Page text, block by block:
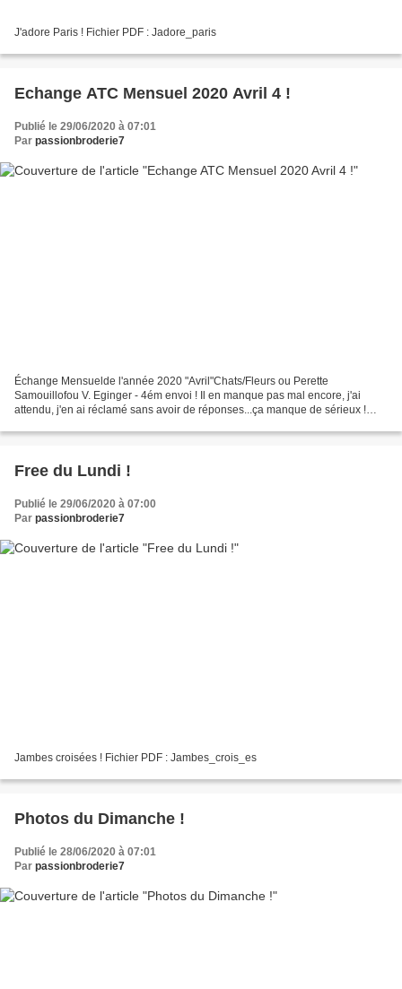
J'adore Paris ! Fichier PDF : Jadore_paris
Echange ATC Mensuel 2020 Avril 4 !
Publié le 29/06/2020 à 07:01
Par passionbroderie7
Échange Mensuelde l'année 2020 "Avril"Chats/Fleurs ou Perette
Samouillofou V. Eginger - 4ém envoi ! Il en manque pas mal encore, j'ai
attendu, j'en ai réclamé sans avoir de réponses...ça manque de sérieux !
Free du Lundi !
Publié le 29/06/2020 à 07:00
Par passionbroderie7
Jambes croisées ! Fichier PDF : Jambes_crois_es
Photos du Dimanche !
Publié le 28/06/2020 à 07:01
Par passionbroderie7